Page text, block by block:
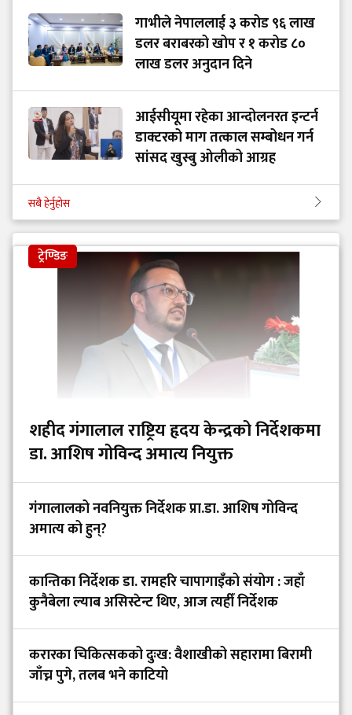
गाभीले नेपाललाई ३ करोड ९६ लाख
डलर बराबरको खोप र १ करोड ८०
लाख डलर अनुदान दिने
आईसीयूमा रहेका आन्दोलनरत इन्टर्न
डाक्टरको माग तत्काल सम्बोधन गर्न
सांसद खुस्बु ओलीको आग्रह
सबै हेर्नुहोस
ट्रेण्डिङ
शहीद गंगालाल राष्ट्रिय हृदय केन्द्रको निर्देशकमा
डा. आशिष गोविन्द अमात्य नियुक्त
गंगालालको नवनियुक्त निर्देशक प्रा.डा. आशिष गोविन्द
अमात्य को हुन्?
कान्तिका निर्देशक डा. रामहरि चापागाइँको संयोग : जहाँ
कुनैबेला ल्याब असिस्टेन्ट थिए, आज त्यहीँ निर्देशक
करारका चिकित्सकको दुःख: वैशाखीको सहारामा बिरामी
जाँच्न पुगे, तलब भने काटियो